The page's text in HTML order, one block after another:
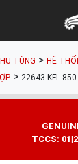
Cửa Hàng
Catalogue
Mã Phụ Tùng
TÙNG > HỆ
> 22643-KFL-
TCCS: